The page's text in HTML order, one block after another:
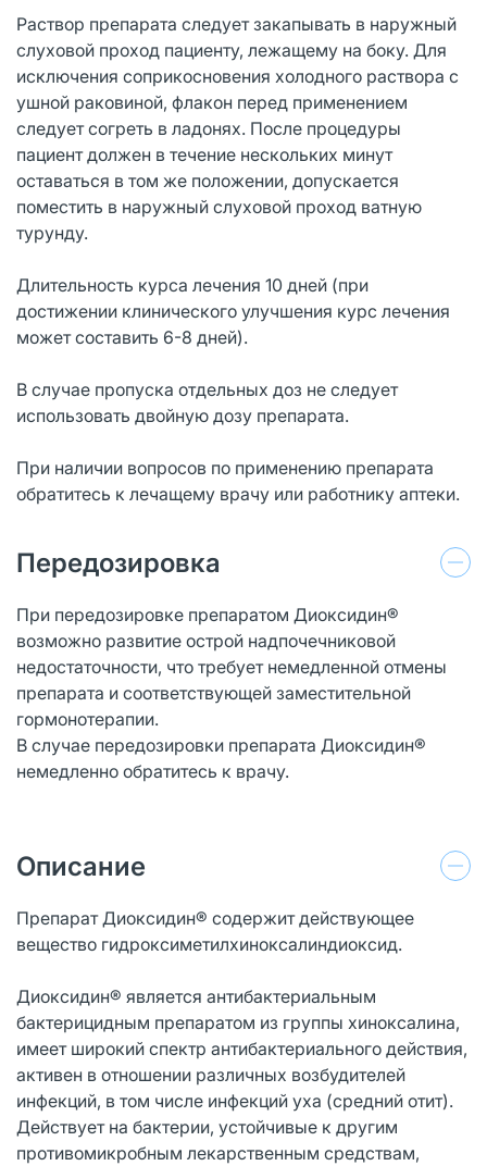
Раствор препарата следует закапывать в наружный
слуховой проход пациенту, лежащему на боку. Для
исключения соприкосновения холодного раствора с
ушной раковиной, флакон перед применением
следует согреть в ладонях. После процедуры
пациент должен в течение нескольких минут
оставаться в том же положении, допускается
поместить в наружный слуховой проход ватную
турунду.
Длительность курса лечения 10 дней (при
достижении клинического улучшения курс лечения
может составить 6-8 дней).
В случае пропуска отдельных доз не следует
использовать двойную дозу препарата.
При наличии вопросов по применению препарата
обратитесь к лечащему врачу или работнику аптеки.
Передозировка
При передозировке препаратом Диоксидин®
возможно развитие острой надпочечниковой
недостаточности, что требует немедленной отмены
препарата и соответствующей заместительной
гормонотерапии.
В случае передозировки препарата Диоксидин®
немедленно обратитесь к врачу.
Описание
Препарат Диоксидин® содержит действующее
вещество гидроксиметилхиноксалиндиоксид.
Диоксидин® является антибактериальным
бактерицидным препаратом из группы хиноксалина,
имеет широкий спектр антибактериального действия,
активен в отношении различных возбудителей
инфекций, в том числе инфекций уха (средний отит).
Действует на бактерии, устойчивые к другим
противомикробным лекарственным средствам,